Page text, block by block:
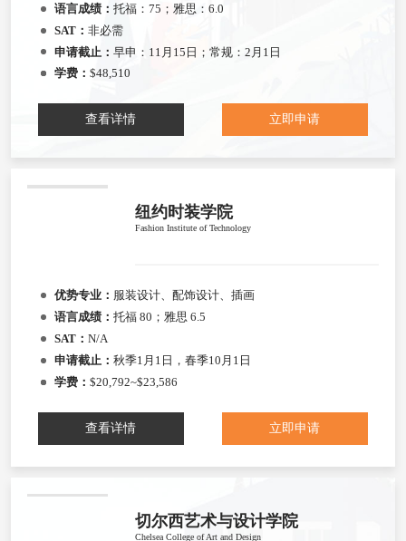
语言成绩： 托福：75；雅思：6.0
SAT： 非必需
申请截止： 早申：11月15日；常规：2月1日
学费： $48,510
查看详情 立即申请
纽约时装学院
Fashion Institute of Technology
优势专业： 服装设计、配饰设计、插画
语言成绩： 托福 80；雅思 6.5
SAT： N/A
申请截止： 秋季1月1日，春季10月1日
学费： $20,792~$23,586
查看详情 立即申请
切尔西艺术与设计学院
Chelsea College of Art and Design